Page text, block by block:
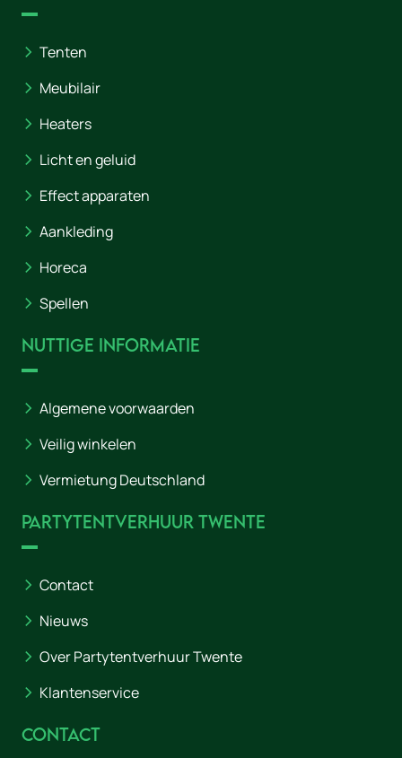
Tenten
Meubilair
Heaters
Licht en geluid
Effect apparaten
Aankleding
Horeca
Spellen
Nuttige informatie
Algemene voorwaarden
Veilig winkelen
Vermietung Deutschland
Partytentverhuur Twente
Contact
Nieuws
Over Partytentverhuur Twente
Klantenservice
Contact